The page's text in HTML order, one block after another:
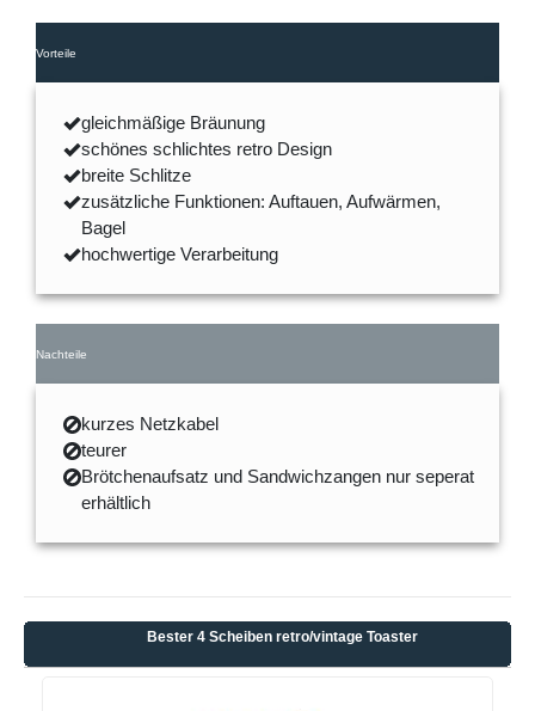
Vorteile
gleichmäßige Bräunung
schönes schlichtes retro Design
breite Schlitze
zusätzliche Funktionen: Auftauen, Aufwärmen,
Bagel
hochwertige Verarbeitung
Nachteile
kurzes Netzkabel
teurer
Brötchenaufsatz und Sandwichzangen nur seperat
erhältlich
Bester 4 Scheiben retro/vintage Toaster